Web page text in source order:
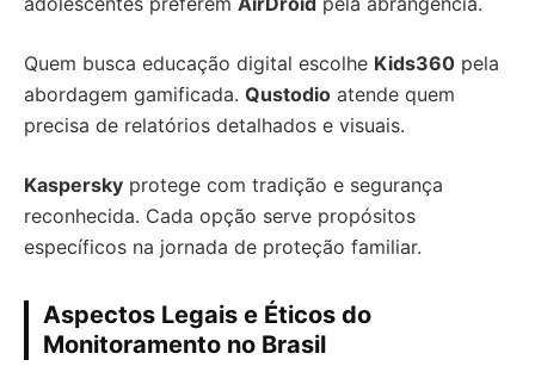
Quem busca educação digital escolhe Kids360 pela
abordagem gamificada. Qustodio atende quem
precisa de relatórios detalhados e visuais.
Kaspersky protege com tradição e segurança
reconhecida. Cada opção serve propósitos
específicos na jornada de proteção familiar.
Aspectos Legais e Éticos do
Monitoramento no Brasil